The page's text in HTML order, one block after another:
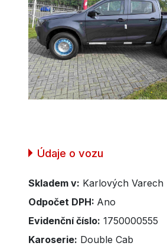
Údaje o vozu
Skladem v: Karlových Varech
Odpočet DPH: Ano
Evidenční číslo: 1750000555
Karoserie: Double Cab